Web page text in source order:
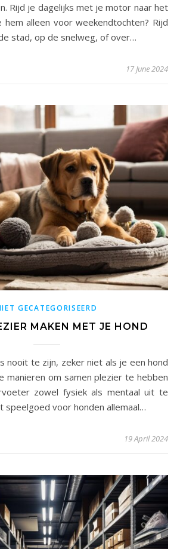
Rijd je dagelijks met je motor naar het
alleen voor weekendtochten? Rijd
stad, op de snelweg, of over…
17 June 2024
GECATEGORISEERD
MAKEN MET JE HOND
manieren om samen plezier te hebben
zowel fysiek als mentaal uit te
speelgoed voor honden allemaal…
19 April 2024